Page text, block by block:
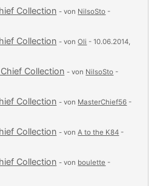
Collection - von NilsoSto -
Collection - vonOli - 10.06.2014,
Collection - von NilsoSto -
Collection - von MasterChief56 -
Collection - vonA to the K84 -
Collection - von boulette -